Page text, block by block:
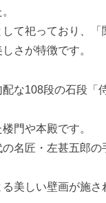
て祀っており、「
さが特徴です。
な108段の石段「
門や本殿です。
名匠・左甚五郎の
美しい壁画が施さ